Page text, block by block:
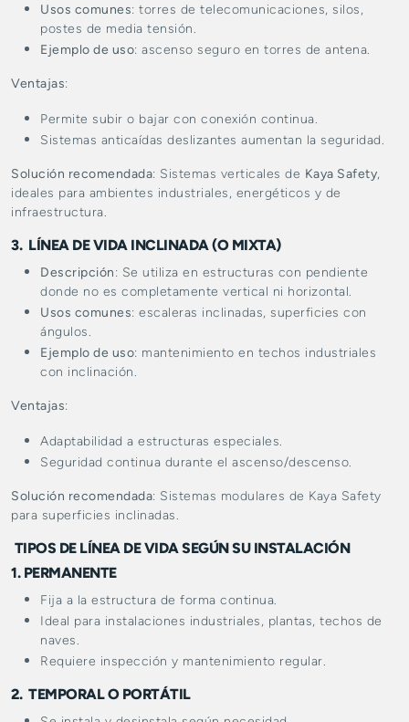
Usos comunes: torres de telecomunicaciones, silos,
postes de media tensión.
Ejemplo de uso: ascenso seguro en torres de antena.
Ventajas:
Permite subir o bajar con conexión continua.
Sistemas anticaídas deslizantes aumentan la seguridad.
Solución recomendada: Sistemas verticales de Kaya Safety,
ideales para ambientes industriales, energéticos y de
infraestructura.
3. LÍNEA DE VIDA INCLINADA (O MIXTA)
Descripción: Se utiliza en estructuras con pendiente
donde no es completamente vertical ni horizontal.
Usos comunes: escaleras inclinadas, superficies con
ángulos.
Ejemplo de uso: mantenimiento en techos industriales
con inclinación.
Ventajas:
Adaptabilidad a estructuras especiales.
Seguridad continua durante el ascenso/descenso.
Solución recomendada: Sistemas modulares de Kaya Safety
para superficies inclinadas.
TIPOS DE LÍNEA DE VIDA SEGÚN SU INSTALACIÓN
1. PERMANENTE
Fija a la estructura de forma continua.
Ideal para instalaciones industriales, plantas, techos de
naves.
Requiere inspección y mantenimiento regular.
2. TEMPORAL O PORTÁTIL